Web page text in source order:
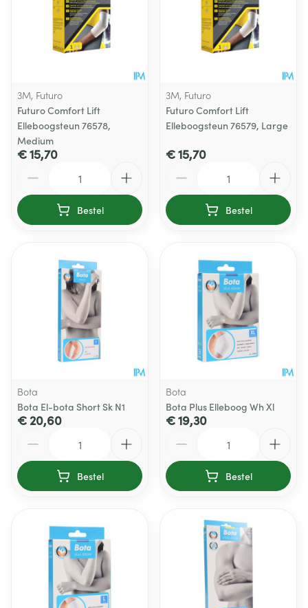
3M, Futuro
Futuro Comfort Lift
Elleboogsteun 76578,
Medium
€ 15,70
Bestel
3M, Futuro
Futuro Comfort Lift
Elleboogsteun 76579, Large
€ 15,70
Bestel
Bota
Bota El-bota Short Sk N1
€ 20,60
Bestel
Bota
Bota Plus Elleboog Wh Xl
€ 19,30
Bestel